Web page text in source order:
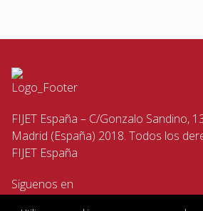
FIJET España – C/Gonzalo Sandino,
Madrid (España) 2018. Todos los
FIJET España
Siguenos en